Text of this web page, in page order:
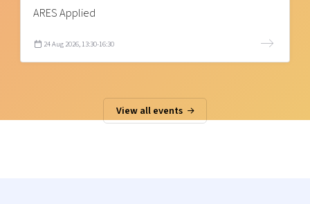
ARES Applied
24 Aug 2026, 13:30-16:30
View all events